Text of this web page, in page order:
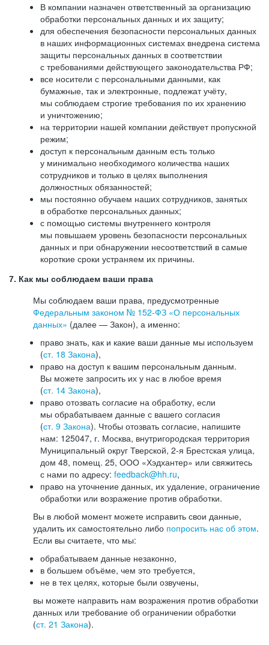
В компании назначен ответственный за организацию
обработки персональных данных и их защиту;
для обеспечения безопасности персональных данных
в наших информационных системах внедрена система
защиты персональных данных в соответствии
с требованиями действующего законодательства РФ;
все носители с персональными данными, как
бумажные, так и электронные, подлежат учёту,
мы соблюдаем строгие требования по их хранению
и уничтожению;
на территории нашей компании действует пропускной
режим;
доступ к персональным данным есть только
у минимально необходимого количества наших
сотрудников и только в целях выполнения
должностных обязанностей;
мы постоянно обучаем наших сотрудников, занятых
в обработке персональных данных;
с помощью системы внутреннего контроля
мы повышаем уровень безопасности персональных
данных и при обнаружении несоответствий в самые
короткие сроки устраняем их причины.
7. Как мы соблюдаем ваши права
Мы соблюдаем ваши права, предусмотренные
Федеральным законом № 152-ФЗ «О персональных
данных» (далее — Закон), а именно:
право знать, как и какие ваши данные мы используем
(ст. 18 Закона),
право на доступ к вашим персональным данным.
Вы можете запросить их у нас в любое время
(ст. 14 Закона),
право отозвать согласие на обработку, если
мы обрабатываем данные с вашего согласия
(ст. 9 Закона). Чтобы отозвать согласие, напишите
нам: 125047, г. Москва, внутригородская территория
Муниципальный округ Тверской, 2-я Брестская улица,
дом 48, помещ. 25, ООО «Хэдхантер» или свяжитесь
с нами по адресу: feedback@hh.ru,
право на уточнение данных, их удаление, ограничение
обработки или возражение против обработки.
Вы в любой момент можете исправить свои данные,
удалить их самостоятельно либо попросить нас об этом.
Если вы считаете, что мы:
обрабатываем данные незаконно,
в большем объёме, чем это требуется,
не в тех целях, которые были озвучены,
вы можете направить нам возражения против обработки
данных или требование об ограничении обработки
(ст. 21 Закона).